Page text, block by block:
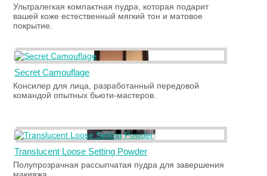
Ультралегкая компактная пудра, которая подарит
вашей коже естественный мягкий тон и матовое
покрытие.
Secret Camouflage
Консилер для лица, разработанный передовой
командой опытных бьюти-мастеров.
Translucent Loose Setting Powder
Полупрозрачная рассыпчатая пудра для завершения